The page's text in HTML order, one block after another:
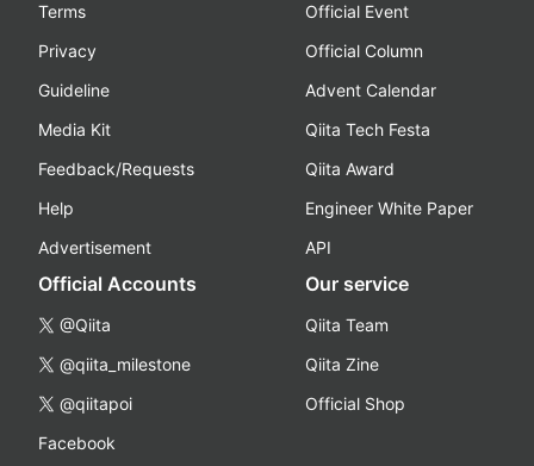
Terms
Privacy
Guideline
Media Kit
Feedback/Requests
Help
Advertisement
Official Event
Official Column
Advent Calendar
Qiita Tech Festa
Qiita Award
Engineer White Paper
API
Official Accounts
@Qiita
@qiita_milestone
@qiitapoi
Facebook
Our service
Qiita Team
Qiita Zine
Official Shop